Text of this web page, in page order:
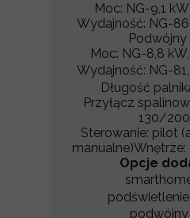
Moc: NG-9,1
Wydajność: NG-
Podwójny
Moc: NG-8,8
Wydajność: NG-
Długość
Przyłącz
130/
Sterowanie: pilot
Opcje
podwójny